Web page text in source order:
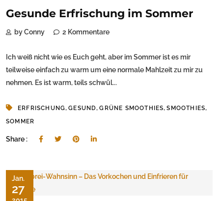
Gesunde Erfrischung im Sommer
by Conny 2 Kommentare
Ich weiß nicht wie es Euch geht, aber im Sommer ist es mir
teilweise einfach zu warm um eine normale Mahlzeit zu mir zu
nehmen. Es ist warm, teils schwül...
ERFRISCHUNG,GESUND,GRÜNE SMOOTHIES,SMOOTHIES,
SOMMER
Share :
Jan.
27